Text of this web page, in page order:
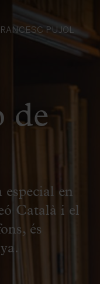
PUJOL
de
en
Català i el
és